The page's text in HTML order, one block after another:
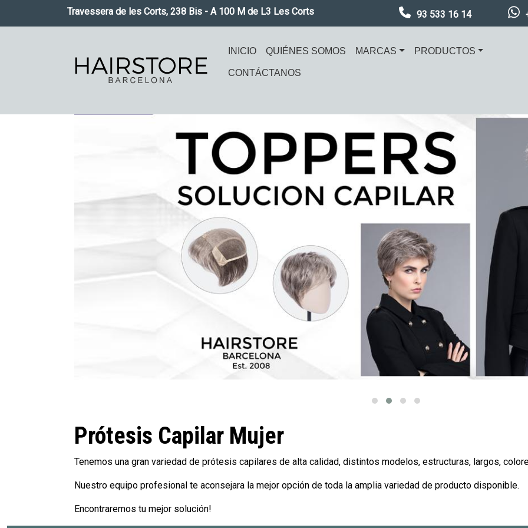
Pasar al contenido principalTravessera de les Corts, 238 Bis - A 100 M de L3 Les Corts 93 533 16 14
Navegación principal
INICIO QUIÉNES SOMOS MARCAS PRODUCTOS
CONTÁCTANOS
Prótesis Capilar Mujer
Tenemos una gran variedad de prótesis capilares de alta calidad, distintos modelos, estructuras, largos,
Nuestro equipo profesional te aconsejara la mejor opción de toda la amplia variedad de producto disponible.
Encontraremos tu mejor solución!